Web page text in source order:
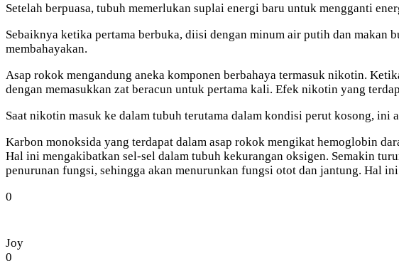
Setelah berpuasa, tubuh memerlukan suplai energi baru untuk mengganti
Sebaiknya ketika pertama berbuka, diisi dengan minum air putih dan makan
membahayakan.
Asap rokok mengandung aneka komponen berbahaya termasuk nikotin.
dengan memasukkan zat beracun untuk pertama kali. Efek nikotin yang
Saat nikotin masuk ke dalam tubuh terutama dalam kondisi perut kosong, ini
Karbon monoksida yang terdapat dalam asap rokok mengikat hemoglobin
Hal ini mengakibatkan sel-sel dalam tubuh kekurangan oksigen. Semakin
penurunan fungsi, sehingga akan menurunkan fungsi otot dan jantung. Hal
0
Joy
0